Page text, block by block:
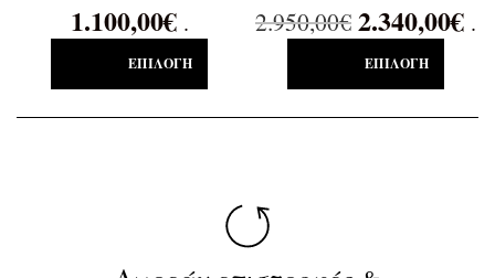
1.100,00€ .
ΕΠΙΛΟΓΉ
2.950,00€ 2.340,00€ .
ΕΠΙΛΟΓΉ